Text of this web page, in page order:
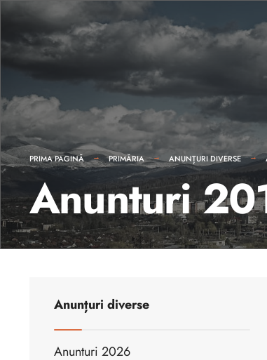
PRIMA PAGINĂ PRIMĂRIA ANUNȚURI DIVERSE
Anunturi
Anunțuri diverse
Anunturi 2026